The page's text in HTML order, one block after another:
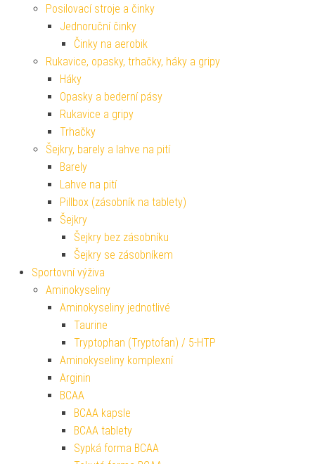
Posilovací stroje a činky
Jednoruční činky
Činky na aerobik
Rukavice, opasky, trhačky, háky a gripy
Háky
Opasky a bederní pásy
Rukavice a gripy
Trhačky
Šejkry, barely a lahve na pití
Barely
Lahve na pití
Pillbox (zásobník na tablety)
Šejkry
Šejkry bez zásobníku
Šejkry se zásobníkem
Sportovní výživa
Aminokyseliny
Aminokyseliny jednotlivé
Taurine
Tryptophan (Tryptofan) / 5-HTP
Aminokyseliny komplexní
Arginin
BCAA
BCAA kapsle
BCAA tablety
Sypká forma BCAA